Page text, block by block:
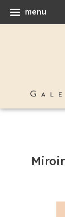
menu